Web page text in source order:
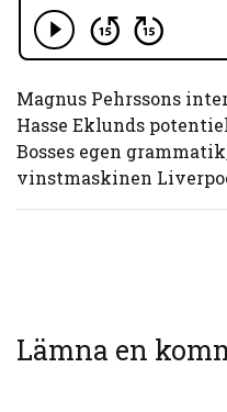
Magnus Pehrssons
Hasse Eklunds
Bosses egen
vinstmaskinen
Lämna en